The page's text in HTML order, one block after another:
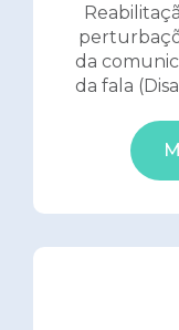
da
da fala